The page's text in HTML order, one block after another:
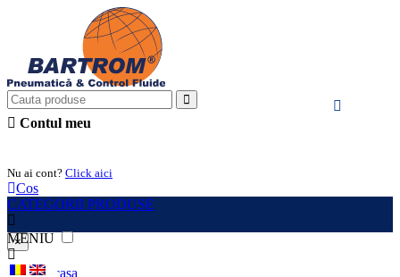
Contul meu
Nu ai cont? Click aici
Cos
CATEGORII PRODUSE
MENIU
×
Acasa